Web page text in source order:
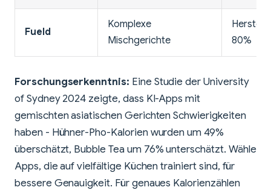
Fueld
Komplexe
Mischgerichte
80%
Forschungserkenntnis: Eine Studie der University
of Sydney 2024 zeigte, dass KI-Apps mit
gemischten asiatischen Gerichten Schwierigkeiten
haben - Hühner-Pho-Kalorien wurden um 49%
überschätzt, Bubble Tea um 76% unterschätzt. Wähle
Apps, die auf vielfältige Küchen trainiert sind, für
bessere Genauigkeit. Für genaues Kalorienzählen